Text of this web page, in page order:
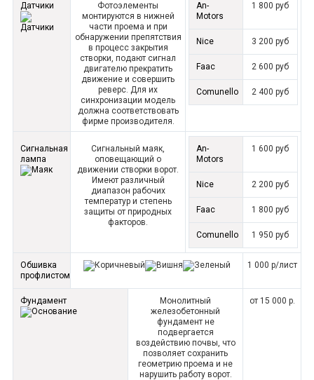
Датчики
Фотоэлементы
монтируются в нижней
части проема и при
обнаружении препятствия
в процесс закрытия
створки, подают сигнал
двигателю прекратить
движение и совершить
реверс. Для их
синхронизации модель
должна соответствовать
фирме производителя.
An-
Motors
1 800 руб
Nice 3 200 руб
Faac 2 600 руб
Comunello 2 400 руб
Сигнальная
лампа
Сигнальный маяк,
оповещающий о
движении створки ворот.
Имеют различный
диапазон рабочих
температур и степень
защиты от природных
факторов.
An-
Motors
1 600 руб
Nice 2 200 руб
Faac 1 800 руб
Comunello 1 950 руб
Обшивка
профлистом
1 000 р/лист
Фундамент
Монолитный
железобетонный
фундамент не
подвергается
воздействию почвы, что
позволяет сохранить
геометрию проема и не
нарушить работу ворот.
от 15 000 р.